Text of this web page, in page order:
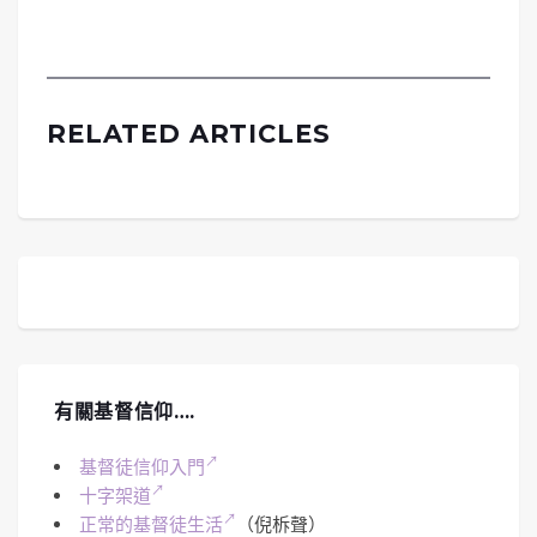
RELATED ARTICLES
有關基督信仰….
基督徒信仰入門
十字架道
正常的基督徒生活
（倪柝聲）